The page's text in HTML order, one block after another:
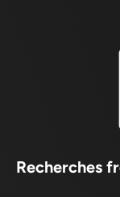
Recherches